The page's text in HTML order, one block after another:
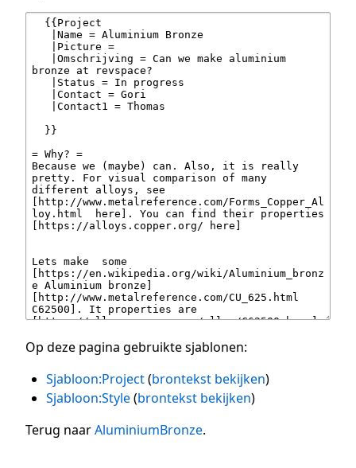
Op deze pagina gebruikte sjablonen:
Sjabloon:Project(brontekst bekijken)
Sjabloon:Style(brontekst bekijken)
Terug naarAluminiumBronze.